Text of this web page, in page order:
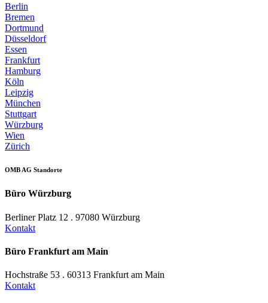
Berlin
Bremen
Dortmund
Düsseldorf
Essen
Frankfurt
Hamburg
Köln
Leipzig
München
Stuttgart
Würzburg
Wien
Zürich
OMB AG Standorte
Büro Würzburg
Berliner Platz 12 . 97080 Würzburg
Kontakt
Büro Frankfurt am Main
Hochstraße 53 . 60313 Frankfurt am Main
Kontakt